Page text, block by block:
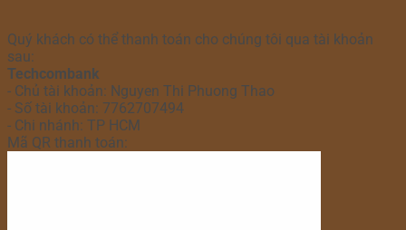
Quý khách có thể thanh toán cho chúng tôi qua tài khoản
sau:
Techcombank
- Chủ tài khoản: Nguyen Thi Phuong Thao
- Số tài khoản: 7762707494
- Chi nhánh: TP HCM
Mã QR thanh toán: